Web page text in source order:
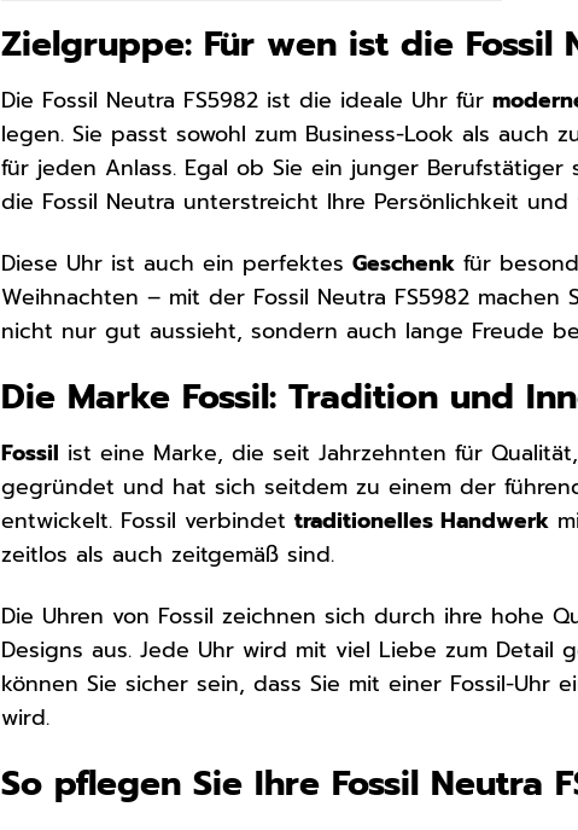
Zielgruppe: Für wen ist die Fossil
Die Fossil Neutra FS5982 ist die ideale Uhr für
legen. Sie passt sowohl zum Business-Look als auch
für jeden Anlass. Egal ob Sie ein junger
die Fossil Neutra unterstreicht Ihre Persönlichkeit
Diese Uhr ist auch ein perfektesGeschenk für
Weihnachten – mit der Fossil Neutra FS5982
nicht nur gut aussieht, sondern auch lange Freude
Die Marke Fossil: Tradition und
Fossil ist eine Marke, die seit Jahrzehnten für
gegründet und hat sich seitdem zu einem der
entwickelt. Fossil verbindettraditionelles Handwerk
zeitlos als auch zeitgemäß sind.
Die Uhren von Fossil zeichnen sich durch ihre hohe
Designs aus. Jede Uhr wird mit viel Liebe zum
können Sie sicher sein, dass Sie mit einer Fossil-
wird.
So pflegen Sie Ihre Fossil Neutra